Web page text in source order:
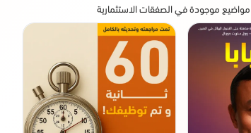
موجودة في الصفقات الاستثمارية